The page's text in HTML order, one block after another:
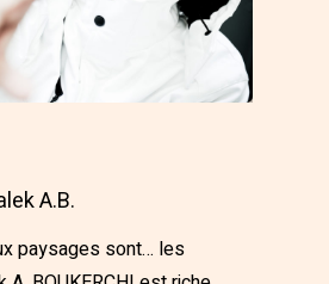
A.B.
paysages sont… les